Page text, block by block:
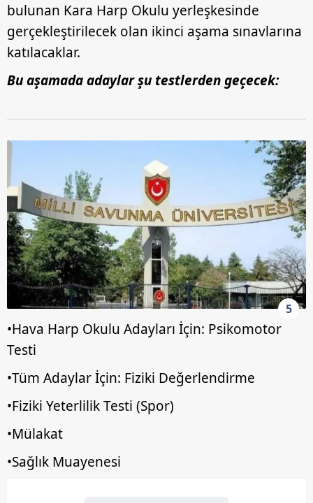
bulunan Kara Harp Okulu yerleşkesinde
gerçekleştirilecek olan ikinci aşama sınavlarına
katılacaklar.
Bu aşamada adaylar şu testlerden geçecek:
5
•Hava Harp Okulu Adayları İçin: Psikomotor
Testi
•Tüm Adaylar İçin: Fiziki Değerlendirme
•Fiziki Yeterlilik Testi (Spor)
•Mülakat
•Sağlık Muayenesi